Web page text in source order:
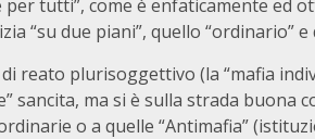
per tutti”, come è enfaticamente ed
“su due piani”, quello “ordinario” e
reato plurisoggettivo (la “mafia
sancita, ma si è sulla strada buona
o a quelle “Antimafia”